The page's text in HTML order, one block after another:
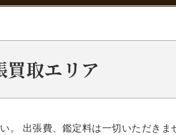
取エリア
。 出張費、鑑定料は一切いただき